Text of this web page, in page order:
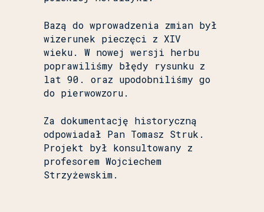
Bazą do wprowadzenia zmian był
wizerunek pieczęci z XIV
wieku. W nowej wersji herbu
poprawiliśmy błędy rysunku z
lat 90. oraz upodobniliśmy go
do pierwowzoru.
Za dokumentację historyczną
odpowiadał Pan Tomasz Struk.
Projekt był konsultowany z
profesorem Wojciechem
Strzyżewskim.